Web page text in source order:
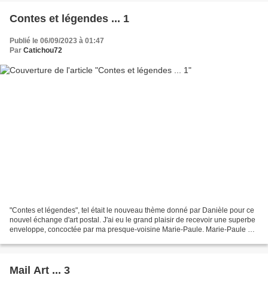
Contes et légendes ... 1
Publié le 06/09/2023 à 01:47
Par Catichou72
"Contes et légendes", tel était le nouveau thème donné par Danièle pour ce
nouvel échange d'art postal. J'ai eu le grand plaisir de recevoir une superbe
enveloppe, concoctée par ma presque-voisine Marie-Paule. Marie-Paule a
Mail Art ... 3